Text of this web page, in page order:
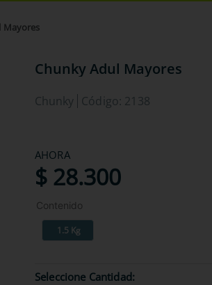
Mayores
Chunky Adul Mayores
Chunky Código: 2138
AHORA
$ 28.300
Contenido
1.5 Kg
Seleccione Cantidad